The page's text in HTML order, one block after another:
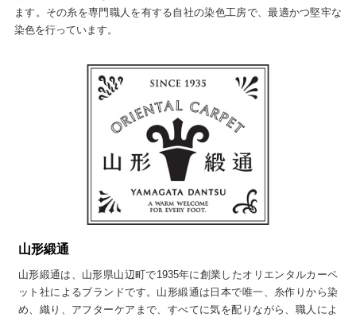
ます。その糸を専門職人を有する自社の染色工房で、最適かつ堅牢な
染色を行っています。
山形緞通
山形緞通は、山形県山辺町で1935年に創業したオリエンタルカーペ
ット社によるブランドです。山形緞通は日本で唯一、糸作りから染
め、織り、アフターケアまで、すべてに気を配りながら、職人によ